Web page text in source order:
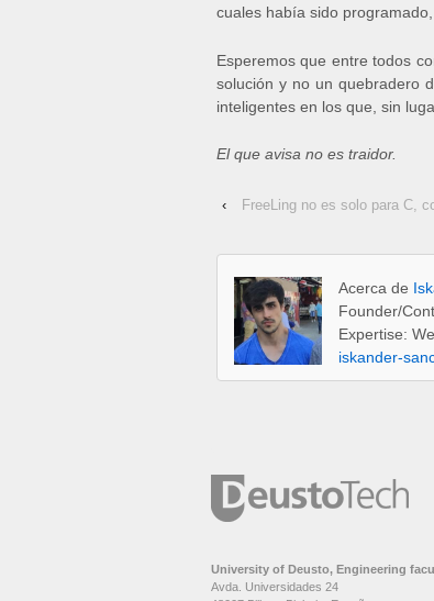
cuales había sido
Esperemos que entre todos
solución y no un quebradero
inteligentes en los que, sin
El que avisa no es traidor.
‹ FreeLing no es solo para C,
Acerca de
Founder/
Expertise:
iskander-
University of Deusto, Engineering
Avda. Universidades 24